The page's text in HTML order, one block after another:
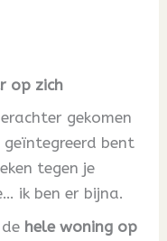
op zich
gekomen
bent
tegen je
ik ben er bijna.
hele woning op